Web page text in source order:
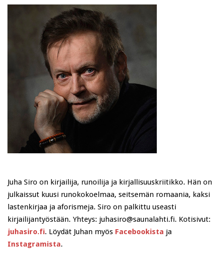
Juha Siro on kirjailija, runoilija ja kirjallisuuskriitikko. Hän on
julkaissut kuusi runokokoelmaa, seitsemän romaania, kaksi
lastenkirjaa ja aforismeja. Siro on palkittu useasti
kirjailijantyöstään. Yhteys: juhasiro@saunalahti.fi. Kotisivut:
juhasiro.fi. Löydät Juhan myös Facebookista ja
Instagramista.